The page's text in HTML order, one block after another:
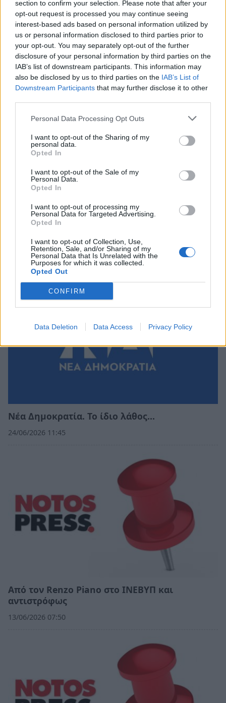
section to confirm your selection. Please note that after your
opt-out request is processed you may continue seeing
interest-based ads based on personal information utilized by
us or personal information disclosed to third parties prior to
your opt-out. You may separately opt-out of the further
disclosure of your personal information by third parties on the
IAB’s list of downstream participants. This information may
also be disclosed by us to third parties on the IAB’s List of
Downstream Participants that may further disclose it to other
Personal Data Processing Opt Outs
I want to opt-out of the Sharing of my
personal data.
Opted In
I want to opt-out of the Sale of my
Personal Data.
Opted In
I want to opt-out of processing my
Personal Data for Targeted Advertising.
Opted In
I want to opt-out of Collection, Use,
Retention, Sale, and/or Sharing of my
Personal Data that Is Unrelated with the
Purposes for which it was collected.
Opted Out
CONFIRM
Data Deletion Data Access Privacy Policy
Κοντά στα ξερά καίγονται και τα χλωρά!
31/07/2026 09:17
Η «think tank των πούρων»!
02/07/2026 08:55
Νέα Δημοκρατία. Το ίδιο λάθος…
24/06/2026 11:45
Από τον Renzo Piano στο ΙΝΕΒΥΠ και
αντιστρόφως
13/06/2026 07:50